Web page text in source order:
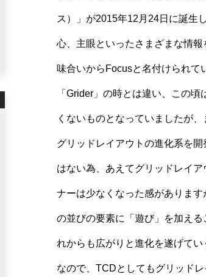
ス）」が2015年12月24日に誕生
心、主眼といったさまざまな情
味合いからFocusと名付けられて
「Grider」の時とは違い、この
くないものとなっていましたが
グリッドレイアウトの進化系を
はない為、あえてグリッドレイ
ナーは少なくなった感がありま
の並びの要素に「遊び」を加え
れからも広がりと進化を遂げてい
なので、TCDとしてもグリッド